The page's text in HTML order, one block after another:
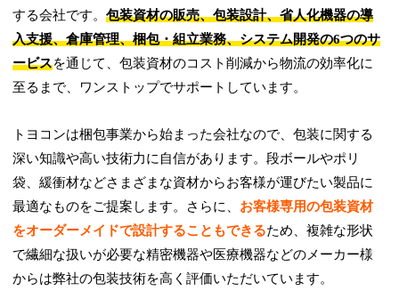
する会社です。包装資材の販売、包装設計、省人化機器の導
入支援、倉庫管理、梱包・組立業務、システム開発の6つのサ
ービスを通じて、包装資材のコスト削減から物流の効率化に
至るまで、ワンストップでサポートしています。
トヨコンは梱包事業から始まった会社なので、包装に関する
深い知識や高い技術力に自信があります。段ボールやポリ
袋、緩衝材などさまざまな資材からお客様が運びたい製品に
最適なものをご提案します。さらに、 お客様専用の包装資材
をオーダーメイドで設計することもできるため、複雑な形状
で繊細な扱いが必要な精密機器や医療機器などのメーカー様
からは弊社の包装技術を高く評価いただいています。